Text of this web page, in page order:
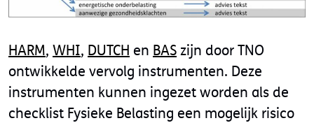
HARM, WHI, DUTCH en BASzijn door TNO
ontwikkelde vervolg instrumenten. Deze
instrumenten kunnen ingezet worden als de
checklist Fysieke Belasting een mogelijk risico